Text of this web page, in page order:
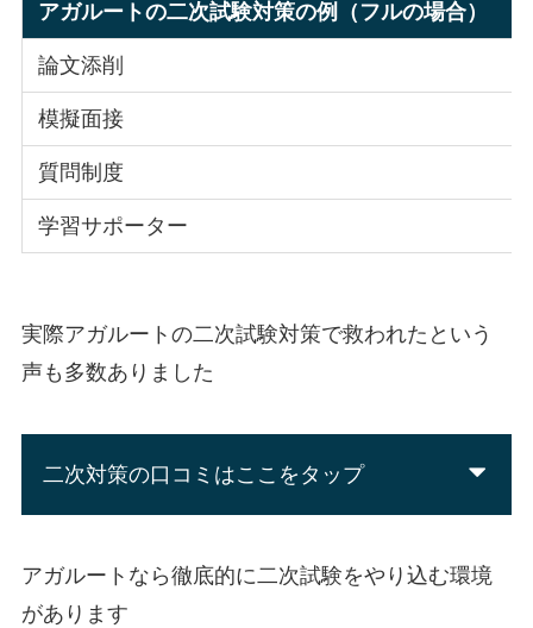
アガルートの二次試験対策の例（フルの場合）
論文添削
模擬面接
質問制度
学習サポーター
実際アガルートの二次試験対策で救われた という
声も多数ありました
二次対策の口コミはここをタップ
アガルートなら徹底的に二次試験をやり込む環境
があります